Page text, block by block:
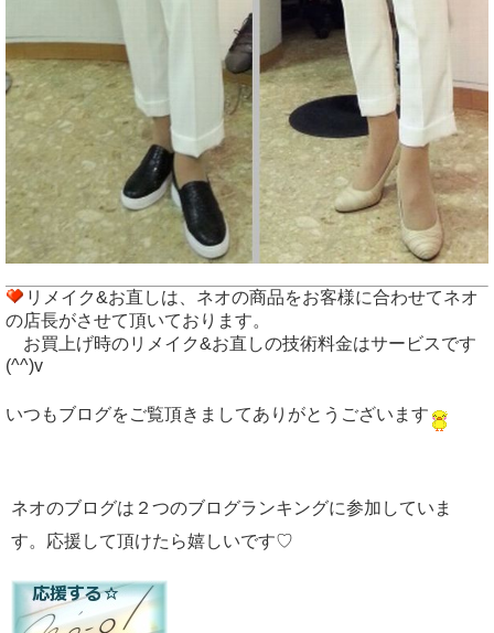
リメイク&お直しは、ネオの商品をお客様に合わせてネオ
の店長がさせて頂いております。
お買上げ時のリメイク&お直しの技術料金はサービスです
(^^)v
いつもブログをご覧頂きましてありがとうございます
ネオのブログは２つのブログランキングに参加していま
す。応援して頂けたら嬉しいです♡